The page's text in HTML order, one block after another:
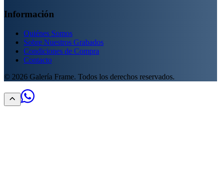
Información
Quiénes Somos
Sobre Nuestros Grabados
Condiciones de Compra
Contacto
© 2026 Galería Frame. Todos los derechos reservados.